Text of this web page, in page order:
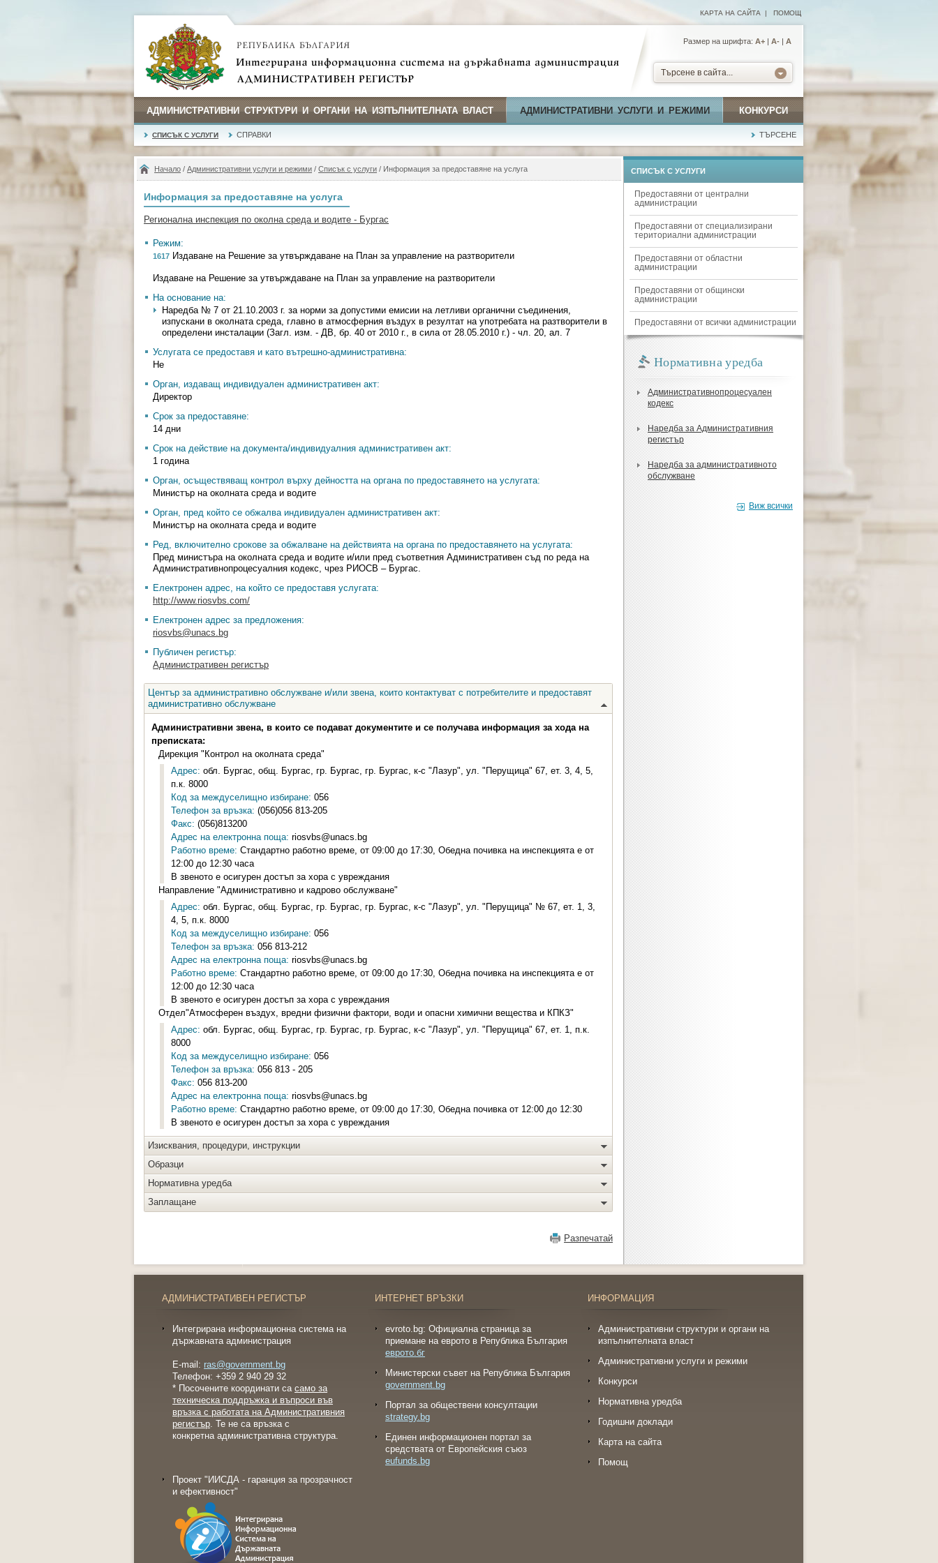
КАРТА НА САЙТА | ПОМОЩ
Размер на шрифта: А+ | A- | A
Търсене в сайта...
АДМИНИСТРАТИВНИ СТРУКТУРИ И ОРГАНИ НА ИЗПЪЛНИТЕЛНАТА ВЛАСТ АДМИНИСТРАТИВНИ УСЛУГИ И РЕЖИМИ КОНКУРСИ
СПИСЪК С УСЛУГИ СПРАВКИ ТЪРСЕНЕ
Начало / Административни услуги и режими / Списък с услуги / Информация за предоставяне на услуга
Информация за предоставяне на услуга
Регионална инспекция по околна среда и водите - Бургас
Режим:
1617 Издаване на Решение за утвърждаване на План за управление на разтворители
Издаване на Решение за утвърждаване на План за управление на разтворители
На основание на:
Наредба № 7 от 21.10.2003 г. за норми за допустими емисии на летливи органични съединения,
изпускани в околната среда, главно в атмосферния въздух в резултат на употребата на разтворители в
определени инсталации (Загл. изм. - ДВ, бр. 40 от 2010 г., в сила от 28.05.2010 г.) - чл. 20, ал. 7
Услугата се предоставя и като вътрешно-административна:
Не
Орган, издаващ индивидуален административен акт:
Директор
Срок за предоставяне:
14 дни
Срок на действие на документа/индивидуалния административен акт:
1 година
Орган, осъществяващ контрол върху дейността на органа по предоставянето на услугата:
Министър на околната среда и водите
Орган, пред който се обжалва индивидуален административен акт:
Министър на околната среда и водите
Ред, включително срокове за обжалване на действията на органа по предоставянето на услугата:
Пред министъра на околната среда и водите и/или пред съответния Административен съд по реда на
Административнопроцесуалния кодекс, чрез РИОСВ – Бургас.
Електронен адрес, на който се предоставя услугата:
http://www.riosvbs.com/
Електронен адрес за предложения:
riosvbs@unacs.bg
Публичен регистър:
Административен регистър
Център за административно обслужване и/или звена, които контактуват с потребителите и предоставят
административно обслужване
Административни звена, в които се подават документите и се получава информация за хода на
преписката:
Дирекция "Контрол на околната среда"
Адрес: обл. Бургас, общ. Бургас, гр. Бургас, гр. Бургас, к-с "Лазур", ул. "Перущица" 67, ет. 3, 4, 5,
п.к. 8000
Код за междуселищно избиране: 056
Телефон за връзка: (056)056 813-205
Факс: (056)813200
Адрес на електронна поща: riosvbs@unacs.bg
Работно време: Стандартно работно време, от 09:00 до 17:30, Обедна почивка на инспекцията е от
12:00 до 12:30 часа
В звеното е осигурен достъп за хора с увреждания
Направление "Административно и кадрово обслужване"
Адрес: обл. Бургас, общ. Бургас, гр. Бургас, гр. Бургас, к-с "Лазур", ул. "Перущица" № 67, ет. 1, 3,
4, 5, п.к. 8000
Код за междуселищно избиране: 056
Телефон за връзка: 056 813-212
Адрес на електронна поща: riosvbs@unacs.bg
Работно време: Стандартно работно време, от 09:00 до 17:30, Обедна почивка на инспекцията е от
12:00 до 12:30 часа
В звеното е осигурен достъп за хора с увреждания
Отдел"Атмосферен въздух, вредни физични фактори, води и опасни химични вещества и КПКЗ"
Адрес: обл. Бургас, общ. Бургас, гр. Бургас, гр. Бургас, к-с "Лазур", ул. "Перущица" 67, ет. 1, п.к.
8000
Код за междуселищно избиране: 056
Телефон за връзка: 056 813 - 205
Факс: 056 813-200
Адрес на електронна поща: riosvbs@unacs.bg
Работно време: Стандартно работно време, от 09:00 до 17:30, Обедна почивка от 12:00 до 12:30
В звеното е осигурен достъп за хора с увреждания
Изисквания, процедури, инструкции
Образци
Нормативна уредба
Заплащане
Разпечатай
СПИСЪК С УСЛУГИ
Предоставяни от централни
администрации
Предоставяни от специализирани
териториални администрации
Предоставяни от областни
администрации
Предоставяни от общински
администрации
Предоставяни от всички администрации
Нормативна уредба
Административнопроцесуален
кодекс
Наредба за Административния
регистър
Наредба за административното
обслужване
Виж всички
АДМИНИСТРАТИВЕН РЕГИСТЪР
Интегрирана информационна система на
държавната администрация
E-mail: ras@government.bg
Телефон: +359 2 940 29 32
* Посочените координати са само за
техническа поддръжка и въпроси във
връзка с работата на Административния
регистър. Те не са връзка с
конкретна административна структура.
Проект "ИИСДА - гаранция за прозрачност
и ефективност"
ИНТЕРНЕТ ВРЪЗКИ
evroto.bg: Официална страница за
приемане на еврото в Република България
еврото.бг
Министерски съвет на Република България
government.bg
Портал за обществени консултации
strategy.bg
Eдинен информационен портал за
средствата от Европейския съюз
eufunds.bg
ИНФОРМАЦИЯ
Административни структури и органи на
изпълнителната власт
Административни услуги и режими
Конкурси
Нормативна уредба
Годишни доклади
Карта на сайта
Помощ